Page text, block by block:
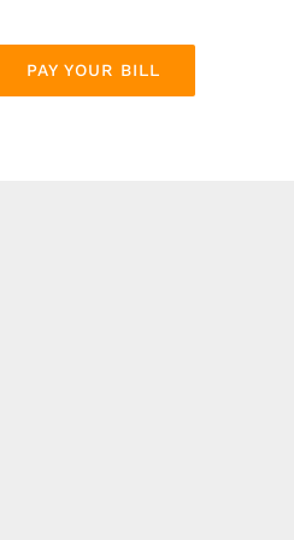
PAY YOUR BILL